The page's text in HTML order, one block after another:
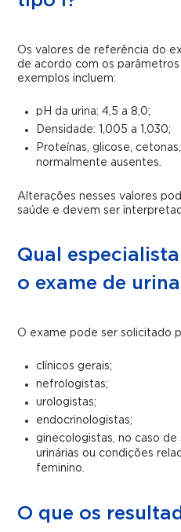
Os valores de referência do
de acordo com os parâmetros
exemplos incluem:
pH da urina: 4,5 a 8,0;
Densidade: 1,005 a 1,030;
Proteínas, glicose,
normalmente ausentes.
Alterações nesses valores
saúde e devem ser
Qual
o exame de
O exame pode ser solicitado
clínicos gerais;
nefrologistas;
urologistas;
endocrinologistas;
ginecologistas, no caso
urinárias ou condições
feminino.
O que os